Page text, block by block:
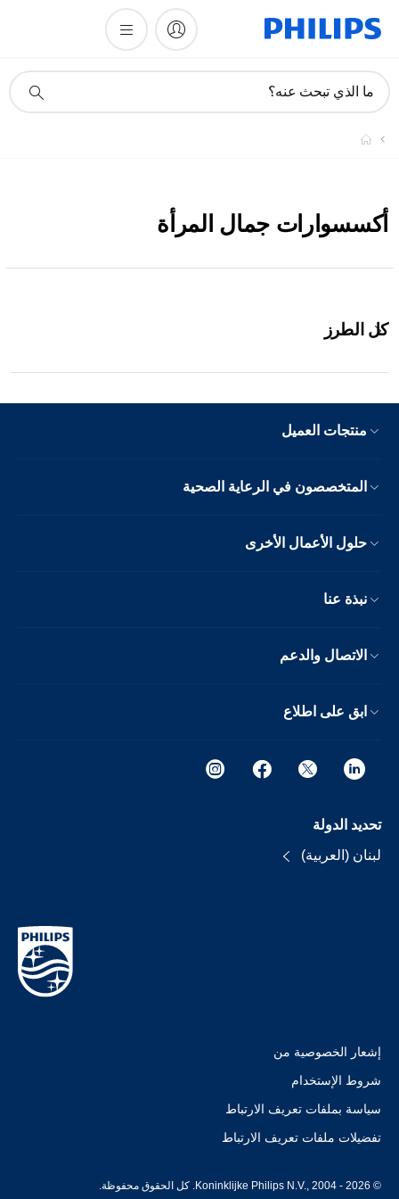
دعم
ما الذي تبحث عنه؟
أكسسوارات جمال المرأة
كل الطرز
منتجات العميل
المتخصصون في الرعاية الصحية
حلول الأعمال الأخرى
نبذة عنا
الاتصال والدعم
ابق على اطلاع
تحديد الدولة
لبنان (العربية)
إشعار الخصوصية من
شروط الإستخدام
سياسة بملفات تعريف الارتباط
تفضيلات ملفات تعريف الارتباط
© Koninklijke Philips N.V., 2004 - 2026. كل الحقوق محفوظة.